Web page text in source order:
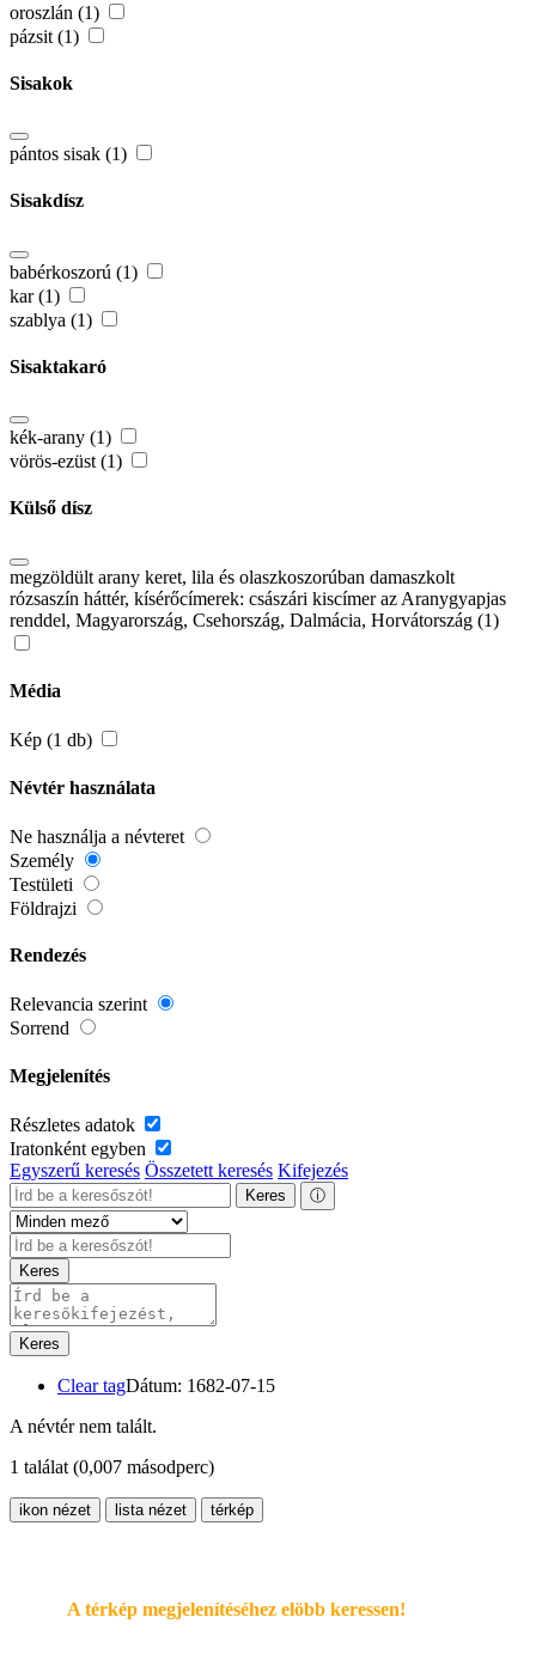
oroszlán (1)
pázsit (1)
Sisakok
pántos sisak (1)
Sisakdísz
babérkoszorú (1)
kar (1)
szablya (1)
Sisaktakaró
kék-arany (1)
vörös-ezüst (1)
Külső dísz
megzöldült arany keret, lila és olaszkoszorúban damaszkolt
rózsaszín háttér, kísérőcímerek: császári kiscímer az Aranygyapjas
renddel, Magyarország, Csehország, Dalmácia, Horvátország (1)
Média
Kép (1 db)
Névtér használata
Ne használja a névteret
Személy
Testületi
Földrajzi
Rendezés
Relevancia szerint
Sorrend
Megjelenítés
Részletes adatok
Iratonként egyben
Egyszerű keresés Összetett keresés Kifejezés
Keres ⓘ
Keres
Keres
Clear tagDátum: 1682-07-15
A névtér nem talált.
1 találat (0,007 másodperc)
ikon nézet lista nézet térkép
A térkép megjelenítéséhez elöbb keressen!